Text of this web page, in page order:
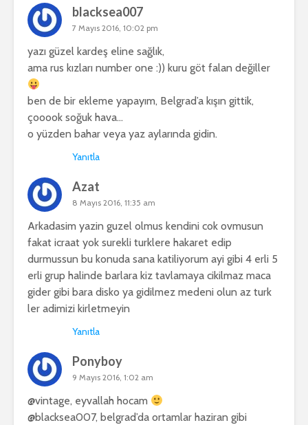
blacksea007
7 Mayıs 2016, 10:02 pm
yazı güzel kardeş eline sağlık,
ama rus kızları number one :)) kuru göt falan değiller
ben de bir ekleme yapayım, Belgrad’a kışın gittik,
çooook soğuk hava…
o yüzden bahar veya yaz aylarında gidin.
Yanıtla
Azat
8 Mayıs 2016, 11:35 am
Arkadasim yazin guzel olmus kendini cok ovmusun
fakat icraat yok surekli turklere hakaret edip
durmussun bu konuda sana katiliyorum ayi gibi 4 erli 5
erli grup halinde barlara kiz tavlamaya cikilmaz maca
gider gibi bara disko ya gidilmez medeni olun az turk
ler adimizi kirletmeyin
Yanıtla
Ponyboy
9 Mayıs 2016, 1:02 am
@vintage, eyvallah hocam
@blacksea007, belgrad’da ortamlar haziran gibi